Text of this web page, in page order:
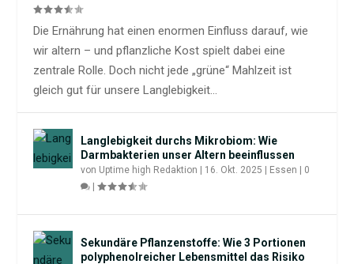
WELCHE WEICHENSTELLUNGEN ES JETZT
ANKOMMT FÜR EIN LANGES UND GES...
KINDHEIT ANFÄNGT
GESUNDHEIT, LANGLEBIGKEIT UND
NACHHALTIGES ABNEHMEN AUSSAGT
ERFOLGS BEIM ABNEHMEN, BEI GESUNDHEIT
UND LANGLEBIGKEIT AUSMACHT...
SAUERSTOFFTHERAPIE DEINE ZELLEN
REPARIERT UND ALTERUNGSPROZESSE
BEEINFLUS...
ANGLEBIGKEIT: WARUM EIWEISS FÜR EIN LA
NGES UND GESUNDES LEBEN SO WICHTIG ..
.
Die Ernährung hat einen enormen Einfluss darauf, wie
wir altern – und pflanzliche Kost spielt dabei eine
zentrale Rolle. Doch nicht jede „grüne“ Mahlzeit ist
gleich gut für unsere Langlebigkeit...
Langlebigkeit durchs Mikrobiom: Wie
Darmbakterien unser Altern beeinflussen
von Uptime high Redaktion 16. Okt. 2025 Essen
0
|
Sekundäre Pflanzenstoffe: Wie 3 Portionen
polyphenolreicher Lebensmittel das Risiko